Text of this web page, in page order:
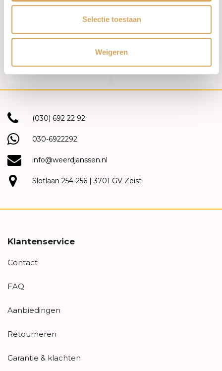
Selectie toestaan
Weigeren
Op voorraad
Fjory Armband 14k bicolor
€4.475,00
Fjory Armband 14k
€780,00
(030) 692 22 92
030-6922292
info@weerdjanssen.nl
Slotlaan 254-256 | 3701 GV Zeist
Klantenservice
Contact
FAQ
Aanbiedingen
Retourneren
Garantie & klachten